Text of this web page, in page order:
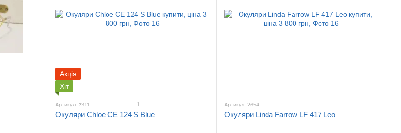
Акція
Хіт
Артикул: 2311 1
Окуляри Chloe CE 124 S Blue
Артикул: 2654
Окуляри Linda Farrow LF 417 Leo